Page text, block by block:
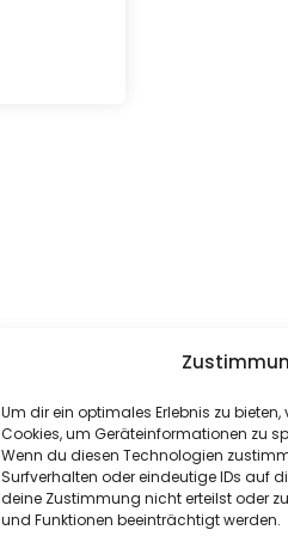
Um dir ein optimales Erlebnis zu
Cookies, um Geräteinformationen zu
Wenn du diesen Technologien
Surfverhalten oder eindeutige IDs auf
deine Zustimmung nicht erteilst oder
und Funktionen beeinträchtigt werden.